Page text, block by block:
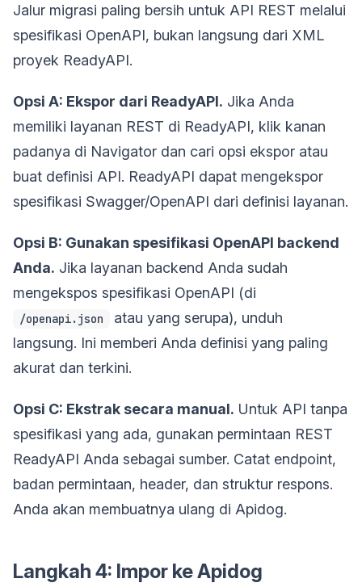
Jalur migrasi paling bersih untuk API REST melalui
spesifikasi OpenAPI, bukan langsung dari XML
proyek ReadyAPI.
Opsi A: Ekspor dari ReadyAPI. Jika Anda
memiliki layanan REST di ReadyAPI, klik kanan
padanya di Navigator dan cari opsi ekspor atau
buat definisi API. ReadyAPI dapat mengekspor
spesifikasi Swagger/OpenAPI dari definisi layanan.
Opsi B: Gunakan spesifikasi OpenAPI backend
Anda. Jika layanan backend Anda sudah
mengekspos spesifikasi OpenAPI (di
/openapi.json
atau yang serupa), unduh
langsung. Ini memberi Anda definisi yang paling
akurat dan terkini.
Opsi C: Ekstrak secara manual. Untuk API tanpa
spesifikasi yang ada, gunakan permintaan REST
ReadyAPI Anda sebagai sumber. Catat endpoint,
badan permintaan, header, dan struktur respons.
Anda akan membuatnya ulang di Apidog.
Langkah 4: Impor ke Apidog